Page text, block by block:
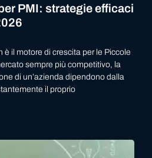
PMI: strategie efficaci
è il motore di crescita per le Piccole
sempre più competitivo, la
di un’azienda dipendono dalla
il proprio